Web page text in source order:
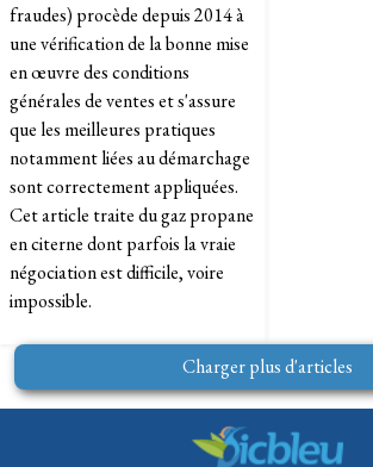
fraudes) procède depuis 2014 à
une vérification de la bonne mise
en œuvre des conditions
générales de ventes et s'assure
que les meilleures pratiques
notamment liées au démarchage
sont correctement appliquées.
Cet article traite du gaz propane
en citerne dont parfois la vraie
négociation est difficile, voire
impossible.
Charger plus d'articles